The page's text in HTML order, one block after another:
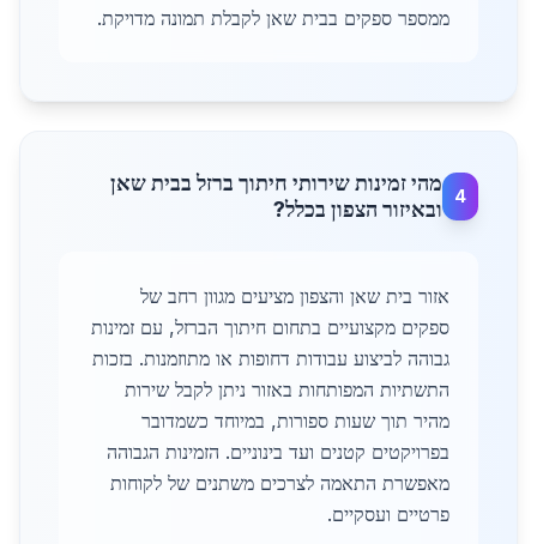
ממספר ספקים בבית שאן לקבלת תמונה מדויקת.
4
מהי זמינות שירותי חיתוך ברזל בבית שאן
ובאיזור הצפון בכלל?
אזור בית שאן והצפון מציעים מגוון רחב של
ספקים מקצועיים בתחום חיתוך הברזל, עם זמינות
גבוהה לביצוע עבודות דחופות או מתוזמנות. בזכות
התשתיות המפותחות באזור ניתן לקבל שירות
מהיר תוך שעות ספורות, במיוחד כשמדובר
בפרויקטים קטנים ועד בינוניים. הזמינות הגבוהה
מאפשרת התאמה לצרכים משתנים של לקוחות
פרטיים ועסקיים.